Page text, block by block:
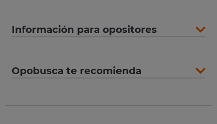
Información para opositores
Opobusca te recomienda